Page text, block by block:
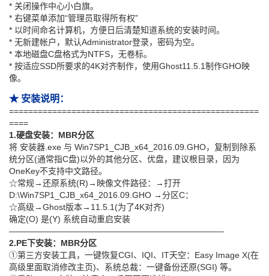
* 关闭操作中心小白旗。
* 右键菜单添加“管理员取得所有权”
* 以时间命名计算机，方便日后清楚知道系统的安装时间。
* 无新建帐户，默认Administrator登录，密码为空。
* 本地磁盘C盘格式为NTFS，无卷标。
* 按适应SSD所要求的4K对齐制作，使用Ghost11.5.1制作GHO映
像。
★ 安装说明：
====================================================
====
1.硬盘安装：MBR分区
将 安装器.exe 与 Win7SP1_CJB_x64_2016.09.GHO，复制到除系
统分区(通常指C盘)以外的其他分区、优盘，建议根目录，因为
OneKey不支持中文路径。
☆常规→还原系统(R)→映像文件路径：→打开
D:\Win7SP1_CJB_x64_2016.09.GHO →分区C：
☆高级→Ghost版本→11.5.1(为了4K对齐)
确定(O) 是(Y) 系统自动重启安装
—————————————————————————–
2.PE下安装：MBR分区
①第三方安装工具，一键恢复CGI、IQI、IT天空：Easy Image X(在
高级里面取消修改主页)、系统总裁：一键备份还原(SGI) 等。